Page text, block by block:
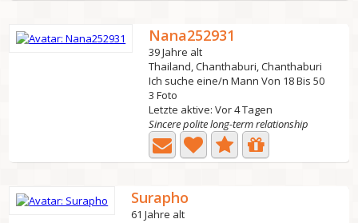
Nana252931
39 Jahre alt
Thailand, Chanthaburi, Chanthaburi
Ich suche eine/n Mann Von 18 Bis 50
3 Foto
Letzte aktive: Vor 4 Tagen
Sincere polite long-term relationship
Surapho
61 Jahre alt